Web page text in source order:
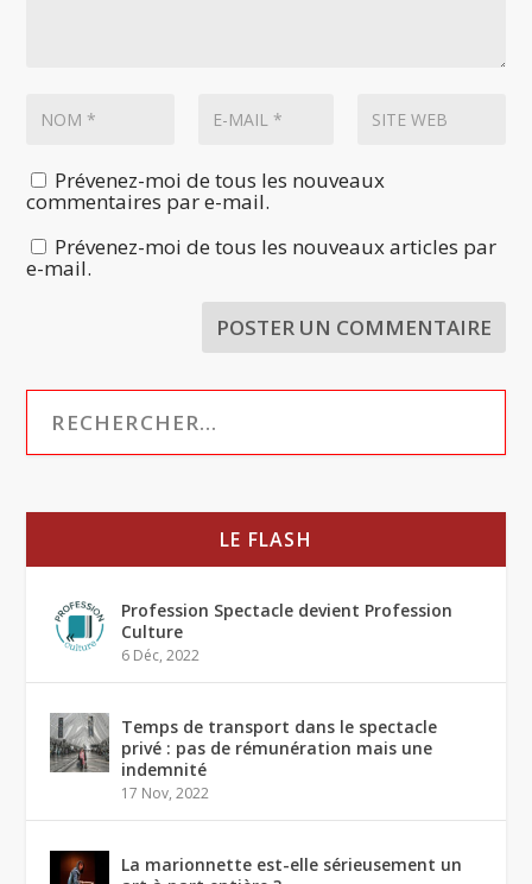
Prévenez-moi de tous les nouveaux
commentaires par e-mail.
Prévenez-moi de tous les nouveaux articles par
e-mail.
LE FLASH
Profession Spectacle devient Profession
Culture
6 Déc, 2022
Temps de transport dans le spectacle
privé : pas de rémunération mais une
indemnité
17 Nov, 2022
La marionnette est-elle sérieusement un